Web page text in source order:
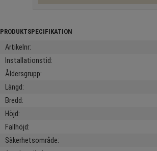
Artikelnr
Installationstid
Åldersgrupp
Längd
Bredd
Höjd
Fallhöjd
Säkerhetsområde